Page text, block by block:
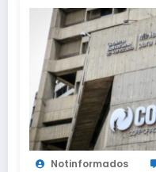
Notinformados